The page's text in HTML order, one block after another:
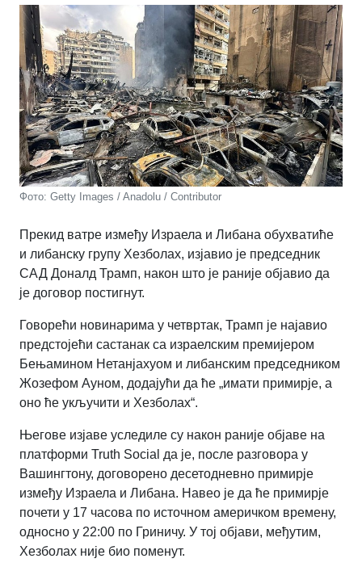
Фото: Getty Images / Anadolu / Contributor
Прекид ватре између Израела и Либана обухватиће
и либанску групу Хезболах, изјавио је председник
САД Доналд Трамп, након што је раније објавио да
је договор постигнут.
Говорећи новинарима у четвртак, Трамп је најавио
предстојећи састанак са израелским премијером
Бењамином Нетанјахуом и либанским председником
Жозефом Ауном, додајући да ће „имати примирје, а
оно ће укључити и Хезболах“.
Његове изјаве уследиле су након раније објаве на
платформи Truth Social да је, после разговора у
Вашингтону, договорено десетодневно примирје
између Израела и Либана. Навео је да ће примирје
почети у 17 часова по источном америчком времену,
односно у 22:00 по Гриничу. У тој објави, међутим,
Хезболах није био поменут.